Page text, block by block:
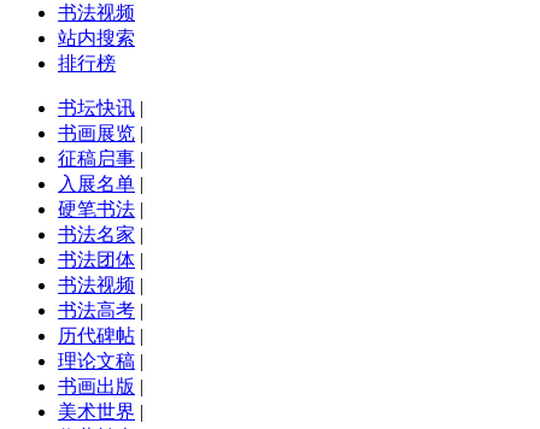
书法视频
站内搜索
排行榜
书坛快讯 |
书画展览 |
征稿启事 |
入展名单 |
硬笔书法 |
书法名家 |
书法团体 |
书法视频 |
书法高考 |
历代碑帖 |
理论文稿 |
书画出版 |
美术世界 |